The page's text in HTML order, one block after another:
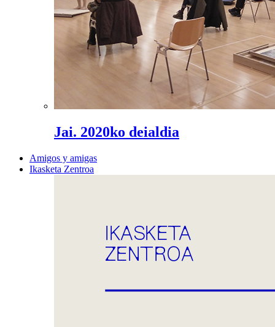
Jai. 2020ko deialdia
Amigos y amigas
Ikasketa Zentroa